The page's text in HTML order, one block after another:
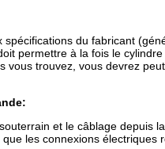
du fabricant
permettre à la fois le
vous trouvez, vous devrez
et le câblage depuis
les connexions